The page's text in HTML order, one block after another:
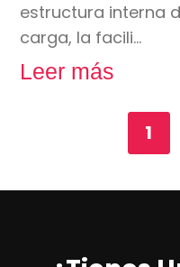
estructura interna
carga, la facili…
Leer más
1